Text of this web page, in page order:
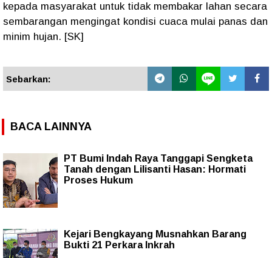
kepada masyarakat untuk tidak membakar lahan secara
sembarangan mengingat kondisi cuaca mulai panas dan
minim hujan. [SK]
Sebarkan:
BACA LAINNYA
PT Bumi Indah Raya Tanggapi Sengketa
Tanah dengan Lilisanti Hasan: Hormati
Proses Hukum
Kejari Bengkayang Musnahkan Barang
Bukti 21 Perkara Inkrah